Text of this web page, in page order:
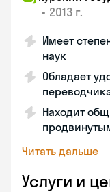
• 2013 г.
Имеет
наук
Обладает
Находит
Читать дальше
Услуги и